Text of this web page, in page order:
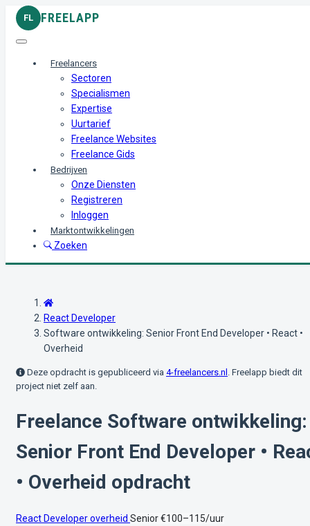
FL FREELAPP
Freelancers
Sectoren
Specialismen
Expertise
Uurtarief
Freelance Websites
Freelance Gids
Bedrijven
Onze Diensten
Registreren
Inloggen
Marktontwikkelingen
Zoeken
React Developer
Software ontwikkeling: Senior Front End Developer • React •
Overheid
Deze opdracht is gepubliceerd via 4-freelancers.nl . Freelapp biedt dit
project niet zelf aan.
Freelance Software ontwikkeling:
Senior Front End Developer •
• Overheid opdracht
React Developeroverheid Senior€100–115/uur